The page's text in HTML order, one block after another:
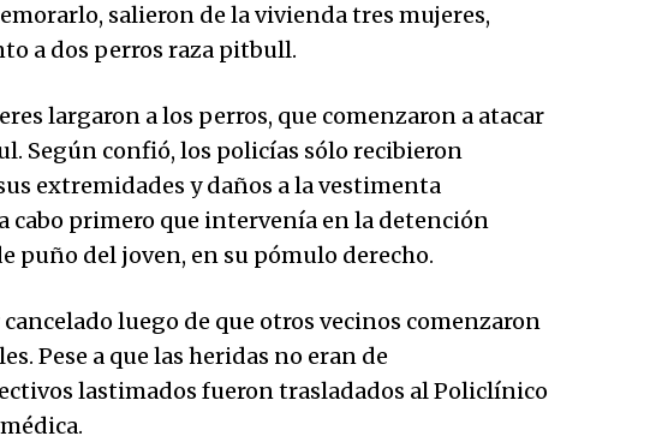
salieron de la vivienda tres mujeres,
a dos perros raza pitbull.
largaron a los perros, que comenzaron a atacar
Según confió, los policías sólo recibieron
extremidades y daños a la vestimenta
cabo primero que intervenía en la detención
puño del joven, en su pómulo derecho.
luego de que otros vecinos comenzaron
Pese a que las heridas no eran de
lastimados fueron trasladados al Policlínico